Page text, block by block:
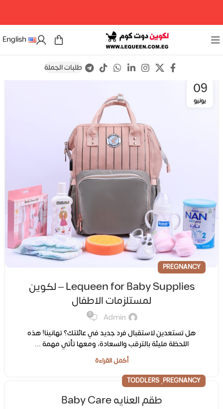
English
طلبات الجملة
09
يونيو
PREGNANCY
Lequeen for Baby Supplies – لكوين
لمستلزمات الاطفال
Admin
0
هل تستعدين لاستقبال فرد جديد في عائلتك؟ تهانينا! هذه
اللحظة مليئة بالترقب والسعادة، ومعها تأتي مهمة ...
أكمل القراءة
PREGNANCY
,
TODDLERS
طقم العنايه Baby Care